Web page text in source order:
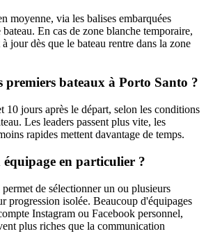
moyenne, via les balises embarquées
En cas de zone blanche temporaire,
jour dès que le bateau rentre dans la zone
premiers bateaux à Porto Santo ?
10 jours après le départ, selon les conditions
Les leaders passent plus vite, les
rapides mettent davantage de temps.
en particulier ?
de sélectionner un ou plusieurs
progression isolée. Beaucoup d'équipages
Instagram ou Facebook personnel,
plus riches que la communication